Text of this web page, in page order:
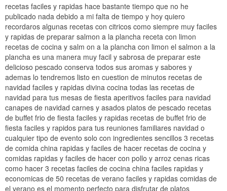
recetas faciles y rapidas hace bastante tiempo que no he
publicado nada debido a mi falta de tiempo y hoy quiero
recordaros algunas recetas con citricos como siempre muy faciles
y rapidas de preparar salmon a la plancha receta con limon
recetas de cocina y salm on a la plancha con limon el salmon a la
plancha es una manera muy facil y sabrosa de preparar este
delicioso pescado conserva todos sus aromas y sabores y
ademas lo tendremos listo en cuestion de minutos recetas de
navidad faciles y rapidas divina cocina todas las recetas de
navidad para tus mesas de fiesta aperitivos faciles para navidad
canapes de navidad carnes y asados platos de pescado recetas
de buffet frio de fiesta faciles y rapidas recetas de buffet frio de
fiesta faciles y rapidos para tus reuniones familiares navidad o
cualquier tipo de evento solo con ingredientes sencillos 3 recetas
de comida china rapidas y faciles de hacer recetas de cocina y
comidas rapidas y faciles de hacer con pollo y arroz cenas ricas
como hacer 3 recetas faciles de cocina china faciles rapidas y
economicas de 50 recetas de verano faciles y rapidas comidas de
el verano es el momento perfecto para disfrutar de platos